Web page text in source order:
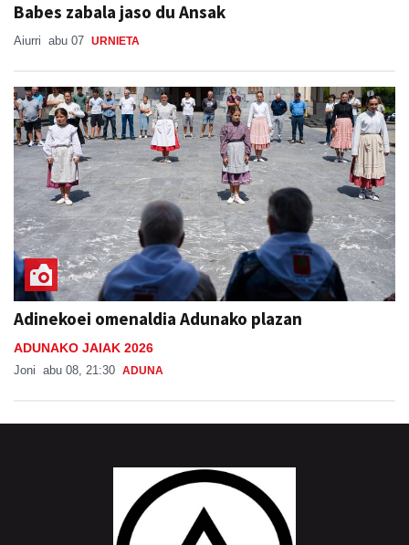
Babes zabala jaso du Ansak
Aiurri abu 07 URNIETA
Adinekoei omenaldia Adunako plazan
ADUNAKO JAIAK 2026
Joni abu 08, 21:30 ADUNA